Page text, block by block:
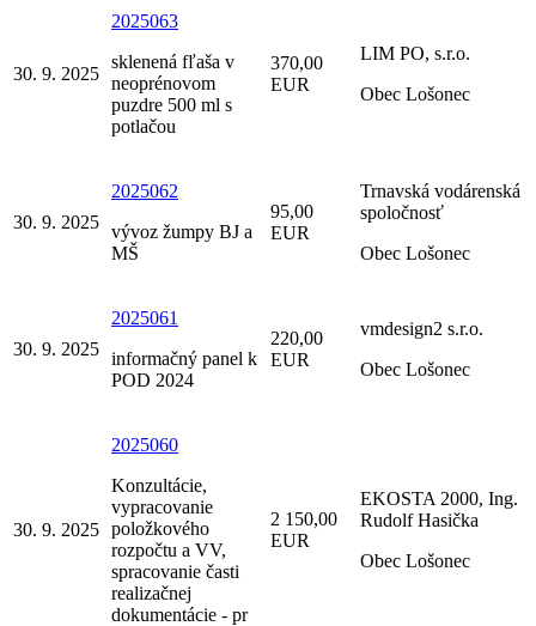
30. 9. 2025
2025063
sklenená fľaša v
neoprénovom
puzdre 500 ml s
potlačou
370,00
EUR
LIM PO, s.r.o.
Obec Lošonec
30. 9. 2025
2025062
vývoz žumpy BJ a
MŠ
95,00
EUR
Trnavská vodárenská
spoločnosť
Obec Lošonec
30. 9. 2025
2025061
informačný panel k
POD 2024
220,00
EUR
vmdesign2 s.r.o.
Obec Lošonec
30. 9. 2025
2025060
Konzultácie,
vypracovanie
položkového
rozpočtu a VV,
spracovanie časti
realizačnej
dokumentácie - pr
2 150,00
EUR
EKOSTA 2000, Ing.
Rudolf Hasička
Obec Lošonec